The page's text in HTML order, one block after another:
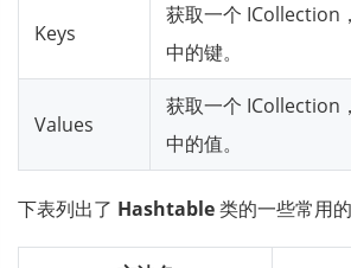
Keys
获取一个 ICollection
中的键。
Values
获取一个 ICollection
中的值。
下表列出了 Hashtable类的一些常用的